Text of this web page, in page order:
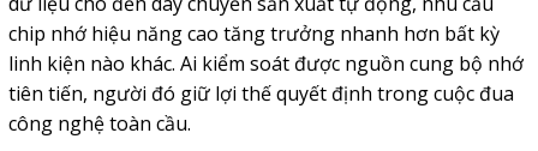
chip nhớ hiệu năng cao tăng trưởng nhanh hơn bất kỳ
linh kiện nào khác. Ai kiểm soát được nguồn cung bộ nhớ
tiên tiến, người đó giữ lợi thế quyết định trong cuộc đua
công nghệ toàn cầu.